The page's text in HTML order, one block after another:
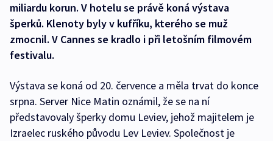
miliardu korun. V hotelu se právě koná výstava
šperků. Klenoty byly v kufříku, kterého se muž
zmocnil. V Cannes se kradlo i při letošním filmovém
festivalu.
Výstava se koná od 20. července a měla trvat do konce
srpna. Server Nice Matin oznámil, že se na ní
představovaly šperky domu Leviev, jehož majitelem je
Izraelec ruského původu Lev Leviev. Společnost je